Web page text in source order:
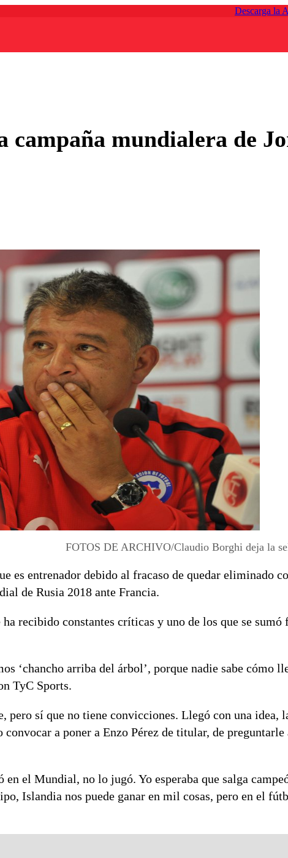
Descarga la
campaña mundialera de
FOTOS DE ARCHIVO/Claudio Borghi deja la
es entrenador debido al fracaso de quedar eliminado
de Rusia 2018 ante Francia.
recibido constantes críticas y uno de los que se sumó
‘chancho arriba del árbol’, porque nadie sabe cómo
TyC Sports.
pero sí que no tiene convicciones. Llegó con una idea,
a poner a Enzo Pérez de titular, de
el Mundial, no lo jugó. Yo esperaba que salga
Islandia nos puede ganar en mil cosas, pero en el